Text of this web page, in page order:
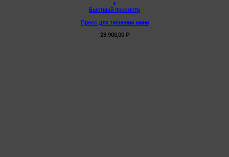
+
Быстрый просмотр
Пресс для тиснения мини
23 900,00 ₽